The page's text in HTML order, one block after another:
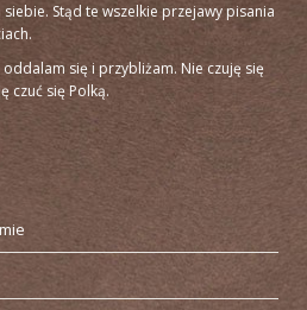
Stąd te wszelkie przejawy pisania
się i przybliżam. Nie czuję się
czuć się Polką.